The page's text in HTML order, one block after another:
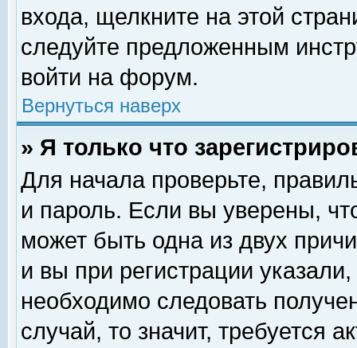
входа, щелкните на этой
следуйте предложенным
войти на форум.
Вернуться наверх
» Я только что
Для начала проверьте,
и пароль. Если вы уверены,
может быть одна из двух
и вы при регистрации
необходимо следовать
случай, то значит, требуется